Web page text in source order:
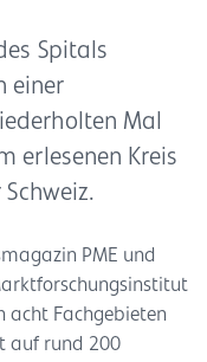
Spitals
einer
Mal
erlesenen Kreis
PME und
acht Fachgebieten
auf rund 200